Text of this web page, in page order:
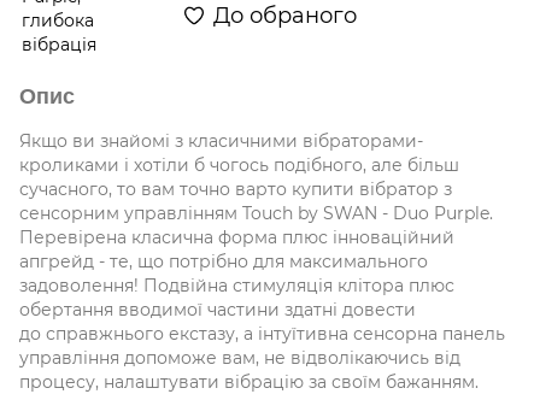
До обраного
Опис
Якщо ви знайомі з класичними вібраторами-
кроликами і хотіли б чогось подібного, але більш
сучасного, то вам точно варто купити вібратор з
сенсорним управлінням Touch by SWAN - Duo Purple.
Перевірена класична форма плюс інноваційний
апгрейд - те, що потрібно для максимального
задоволення! Подвійна стимуляція клітора плюс
обертання вводимої частини здатні довести
до справжнього екстазу, а інтуїтивна сенсорна панель
управління допоможе вам, не відволікаючись від
процесу, налаштувати вібрацію за своїм бажанням.